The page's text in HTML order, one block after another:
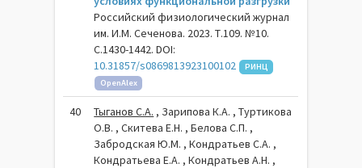
Российский физиологический журнал
им. И.М. Сеченова. 2023. Т.109. №10.
С.1430-1442. DOI:
10.31857/s0869813923100102
РИНЦ
OpenAlex
40 Тыганов С.А. , Зарипова К.А. , Туртикова
О.В. , Скитева Е.Н. , Белова С.П. ,
Забродская Ю.М. , Кондратьев С.А. ,
Кондратьева Е.А. , Кондратьев А.Н. ,